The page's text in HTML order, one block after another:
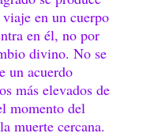
en un cuerpo
en él, no por
divino. No se
un acuerdo
más elevados de
momento del
muerte cercana.